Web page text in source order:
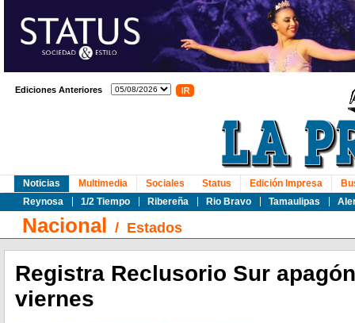
Ediciones Anteriores
Noticias
Reynosa
1/2 Tiempo Ribereña Rio Bravo Tamaulipas
Multimedia Sociales Status Edición Impresa
Nacional / Estados
Registra Reclusorio Sur
viernes